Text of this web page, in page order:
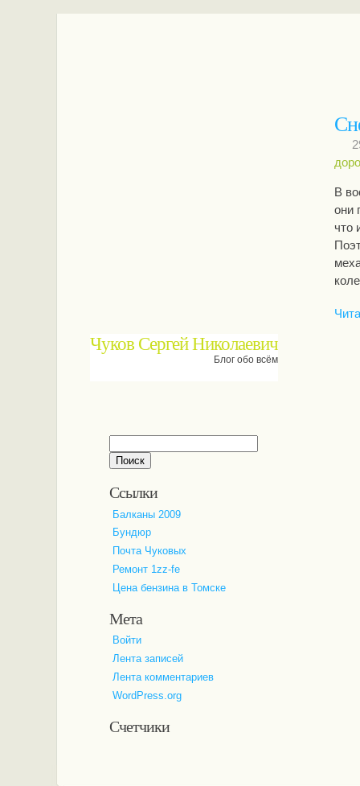
Чуков Сергей Николаевич
Блог обо всём
В
они
что
Ссылки
Балканы 2009
Бундюр
Почта Чуковых
Ремонт 1zz-fe
Цена бензина в Томске
Мета
Войти
Лента записей
Лента комментариев
WordPress.org
Счетчики